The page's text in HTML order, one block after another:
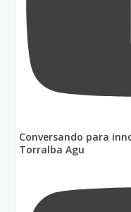
Conversando para
Torralba Agu